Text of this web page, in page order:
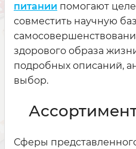
питании помогают
совместить научную
здорового образа
подробных описаний,
выбор.
Сферы